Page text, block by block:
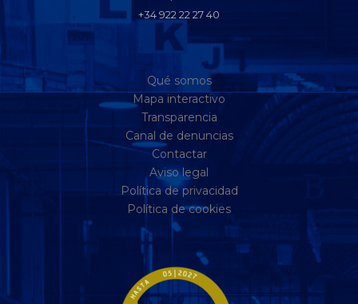
+34 922 22 27 40
Qué somos
Mapa interactivo
Transparencia
Canal de denuncias
Contactar
Aviso legal
Política de privacidad
Política de cookies